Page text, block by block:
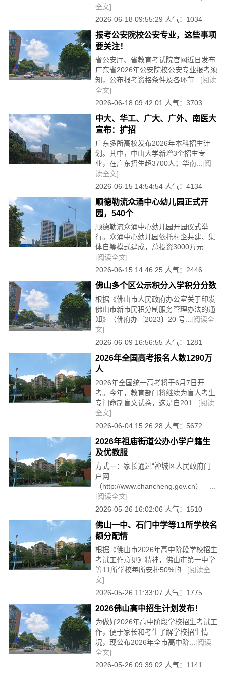
全文]
2026-06-18 09:55:29 人气：1034
报考公安院校公安专业，这些事项
要关注！
省公安厅、省教育考试院官网近日发布
广东省2026年公安院校公安专业报考须
知，公布报考资格条件及各环节... [阅读
全文]
2026-06-18 09:42:01 人气：3703
中大、华工、广大、广外、南医大
宣布：扩招
广东多所高校发布2026年本科招生计
划。其中，中山大学新增3个招生专
业，在广东招生超3700人；华南... [阅
读全文]
2026-06-15 14:54:54 人气：4134
顺德勒流众涌中心幼儿园正式开
园，540个
顺德勒流众涌中心幼儿园开园仪式举
行。众涌中心幼儿园依托村企共建、集
体自筹模式建成，总投资3000万元...
[阅读全文]
2026-06-15 14:46:25 人气：2446
佛山多个区公示积分入学积分分数
根据《佛山市人民政府办公室关于印发
佛山市新市民积分制服务管理办法的通
知》（佛府办〔2023〕20 号... [阅读全
文]
2026-06-09 16:56:55 人气：1281
2026年全国高考报名人数1290万
人
2026年全国统一高考将于6月7日开
考。今年，教育部门将继续为盲人考生
专门命制盲文试卷，这是自201... [阅读
全文]
2026-06-04 15:26:28 人气：5672
2026年祖庙街道公办小学户籍生
及优教服
方式一：家长通过“禅城区人民政府门
户网”
（http://www.chancheng.gov.cn）—...
[阅读全文]
2026-05-26 16:02:06 人气：1510
佛山一中、石门中学等11所学校名
额分配情
根据《佛山市2026年高中阶段学校招生
考试工作意见》精神，佛山市第一中学
等11所学校每所安排50%的... [阅读全
文]
2026-05-26 11:33:07 人气：1775
2026佛山高中招生计划发布！
为做好2026年高中阶段学校招生考试工
作，便于家长和考生了解学校招生情
况，现公布2026年全市高中阶... [阅读
全文]
2026-05-26 09:39:02 人气：1141